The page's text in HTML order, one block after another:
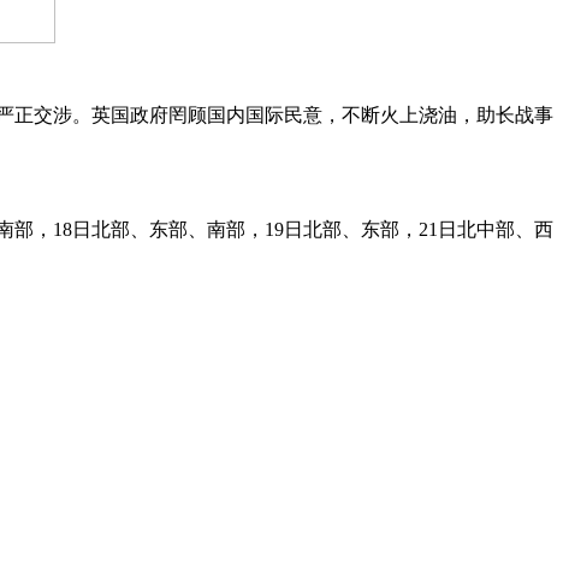
涉。英国政府罔顾国内国际民意，不断火上浇油，助长战事
18日北部、东部、南部，19日北部、东部，21日北中部、西